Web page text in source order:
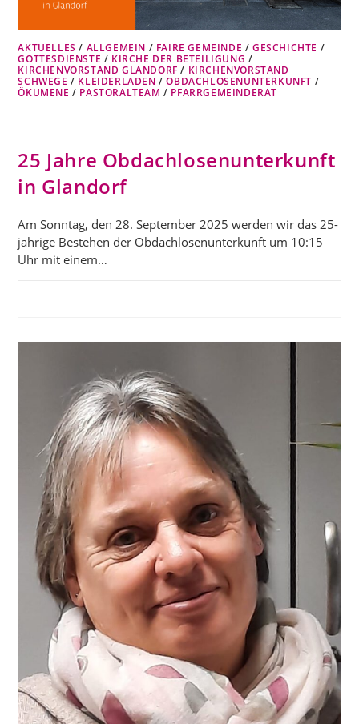
AKTUELLES / ALLGEMEIN / FAIRE GEMEINDE /GESCHICHTE /
GOTTESDIENSTE / KIRCHE DER BETEILIGUNG /
KIRCHENVORSTAND GLANDORF / KIRCHENVORSTAND
SCHWEGE / KLEIDERLADEN /OBDACHLOSENUNTERKUNFT /
ÖKUMENE / PASTORALTEAM / PFARRGEMEINDERAT
25 Jahre Obdachlosenunterkunft
in Glandorf
Am Sonntag, den 28. September 2025 werden wir das 25-
jährige Bestehen der Obdachlosenunterkunft um 10:15
Uhr mit einem…